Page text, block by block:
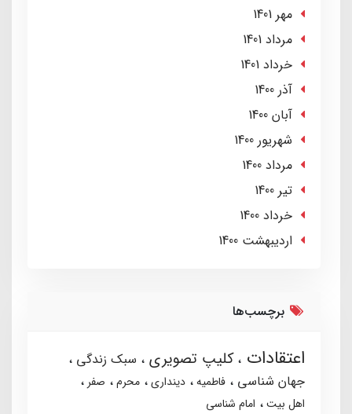
مهر 1401
مرداد 1401
خرداد 1401
آذر 1400
آبان 1400
شهریور 1400
مرداد 1400
تير 1400
خرداد 1400
ارديبهشت 1400
برچسب‌ها
اعتقادات کلیپ تصویری
سبک زندگی
جهان شناسی
فاطمیه دینداری محرم
صفر
اهل بیت
امام شناسی